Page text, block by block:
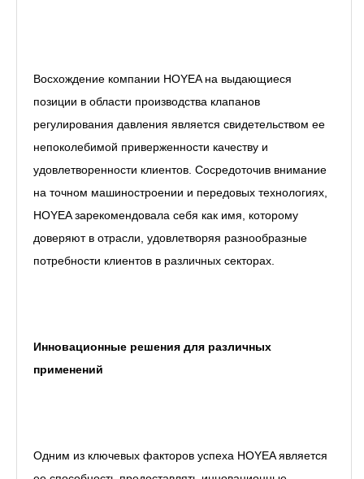
Восхождение компании HOYEA на выдающиеся
позиции в области производства клапанов
регулирования давления является свидетельством ее
непоколебимой приверженности качеству и
удовлетворенности клиентов. Сосредоточив внимание
на точном машиностроении и передовых технологиях,
HOYEA зарекомендовала себя как имя, которому
доверяют в отрасли, удовлетворяя разнообразные
потребности клиентов в различных секторах.
Инновационные решения для различных
применений
Одним из ключевых факторов успеха HOYEA является